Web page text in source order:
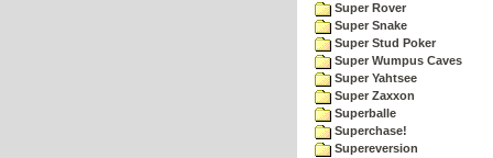
Super Rover
Super Snake
Super Stud Poker
Super Wumpus Caves
Super Yahtsee
Super Zaxxon
Superballe
Superchase!
Supereversion